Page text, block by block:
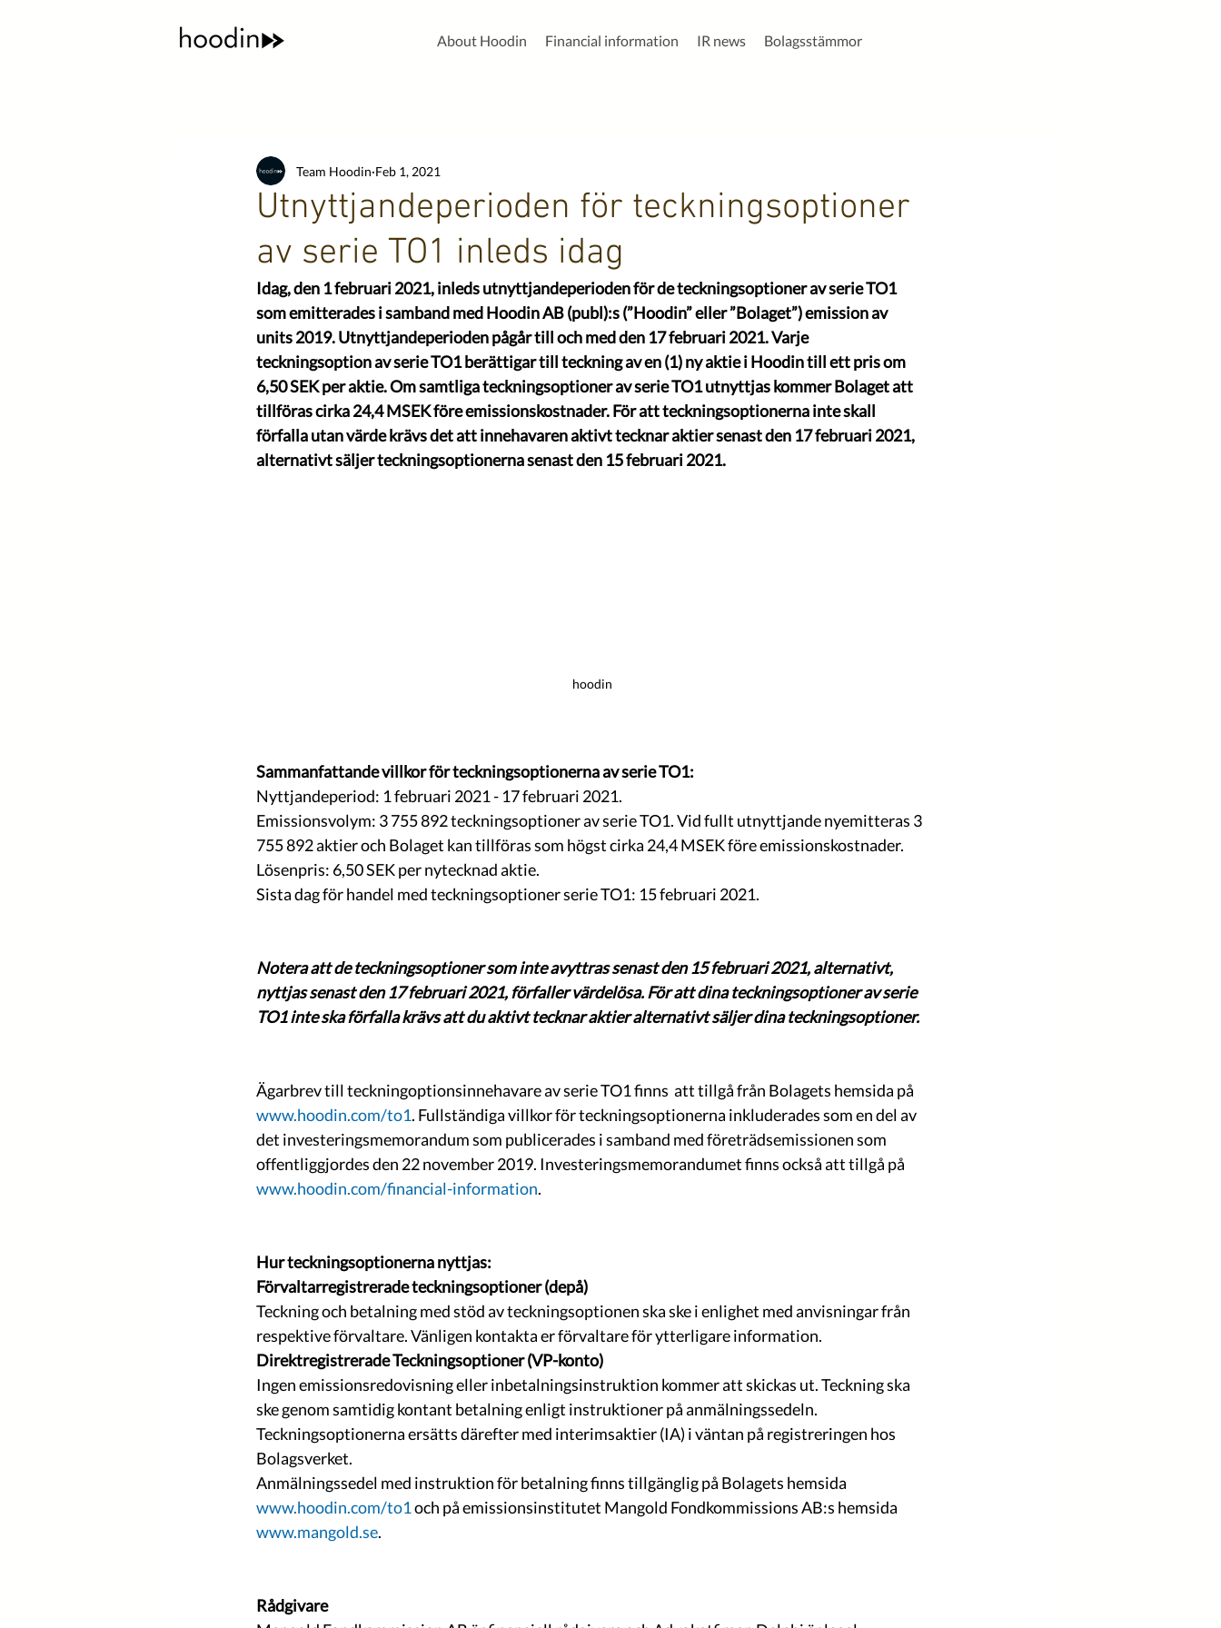
About Hoodin Financial information IR news Bolagsstämmor
Utnyttjandeperioden för teckningsoptioner
av serie TO1 inleds idag
Team Hoodin Feb 1, 2021
Idag, den 1 februari 2021, inleds utnyttjandeperioden för de teckningsoptioner av serie TO1
som emitterades i samband med Hoodin AB (publ):s (”Hoodin” eller ”Bolaget”) emission av
units 2019. Utnyttjandeperioden pågår till och med den 17 februari 2021. Varje
teckningsoption av serie TO1 berättigar till teckning av en (1) ny aktie i Hoodin till ett pris om
6,50 SEK per aktie. Om samtliga teckningsoptioner av serie TO1 utnyttjas kommer Bolaget att
tillföras cirka 24,4 MSEK före emissionskostnader. För att teckningsoptionerna inte skall
förfalla utan värde krävs det att innehavaren aktivt tecknar aktier senast den 17 februari 2021,
alternativt säljer teckningsoptionerna senast den 15 februari 2021.
hoodin
Sammanfattande villkor för teckningsoptionerna av serie TO1:
Nyttjandeperiod: 1 februari 2021 - 17 februari 2021.
Emissionsvolym: 3 755 892 teckningsoptioner av serie TO1. Vid fullt utnyttjande nyemitteras 3
755 892 aktier och Bolaget kan tillföras som högst cirka 24,4 MSEK före emissionskostnader.
Lösenpris: 6,50 SEK per nytecknad aktie.
Sista dag för handel med teckningsoptioner serie TO1: 15 februari 2021.
Notera att de teckningsoptioner som inte avyttras senast den 15 februari 2021, alternativt,
nyttjas senast den 17 februari 2021, förfaller värdelösa. För att dina teckningsoptioner av serie
TO1 inte ska förfalla krävs att du aktivt tecknar aktier alternativt säljer dina teckningsoptioner.
Ägarbrev till teckningoptionsinnehavare av serie TO1 finns  att tillgå från Bolagets hemsida på
www.hoodin.com/to1. Fullständiga villkor för teckningsoptionerna inkluderades som en del av
det investeringsmemorandum som publicerades i samband med företrädsemissionen som
offentliggjordes den 22 november 2019. Investeringsmemorandumet finns också att tillgå på
www.hoodin.com/financial-information.
Hur teckningsoptionerna nyttjas:
Förvaltarregistrerade teckningsoptioner (depå)
Teckning och betalning med stöd av teckningsoptionen ska ske i enlighet med anvisningar från
respektive förvaltare. Vänligen kontakta er förvaltare för ytterligare information.
Direktregistrerade Teckningsoptioner (VP-konto)
Ingen emissionsredovisning eller inbetalningsinstruktion kommer att skickas ut. Teckning ska
ske genom samtidig kontant betalning enligt instruktioner på anmälningssedeln.
Teckningsoptionerna ersätts därefter med interimsaktier (IA) i väntan på registreringen hos
Bolagsverket.
Anmälningssedel med instruktion för betalning finns tillgänglig på Bolagets hemsida
www.hoodin.com/to1 och på emissionsinstitutet Mangold Fondkommissions AB:s hemsida
www.mangold.se.
Rådgivare